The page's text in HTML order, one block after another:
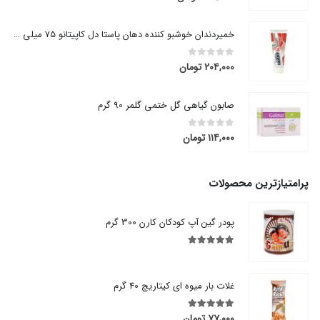
خمیردندان خوشبو کننده دهان پاستا دل کاپیتانو 75 میلی لیتر
۲۰۴,۰۰۰تومان
صابون گیاهی گل ختمی گلمر 90 گرم
۱۱۴,۰۰۰تومان
پرامتیازترین محصولات
پودر گین آپ کودکان کارن 300 گرم
غلات بار میوه ای کیتاریچ 40 گرم
5.00
out of 5